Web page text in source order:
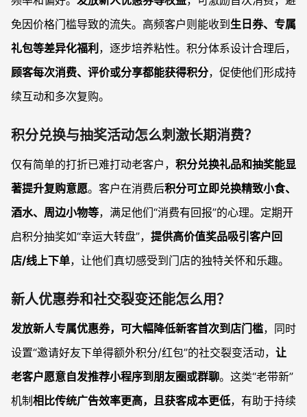
免因价格门槛导致的流失。高频客户则能收到 生日券、专属
礼包等差异化福利 ，逐步培养粘性。积分体系设计合理后，
顾客每次消费、评价或分享都能获得积分，促使他们形成持
续互动和多次复购。
积分兑换与抽奖活动怎么刺激长期消费？
仅有简单的打折已难打动老客户， 积分兑换礼品和抽奖能显
著提升复购意愿。客户在消费后积分可立即兑换精致小食、
酒水、周边小物等，满足他们“消费有回报”的心理。定期开
启积分抽奖如“幸运大转盘”， 提供高价值奖品吸引客户回
店/线上下单，让他们真切感受到门店的独特关怀和乐趣。
新人优惠券和社交裂变还能怎么用？
发放新人专属优惠券，可大幅降低新客首次到店门槛，同时
设置“邀请好友下单得额外积分/红包”的社交裂变活动， 让
老客户愿意自发推荐小程序到朋友圈或群聊。这类“老带新”
机制 相比传统广告效率更高，且获客成本更低，有助于持续